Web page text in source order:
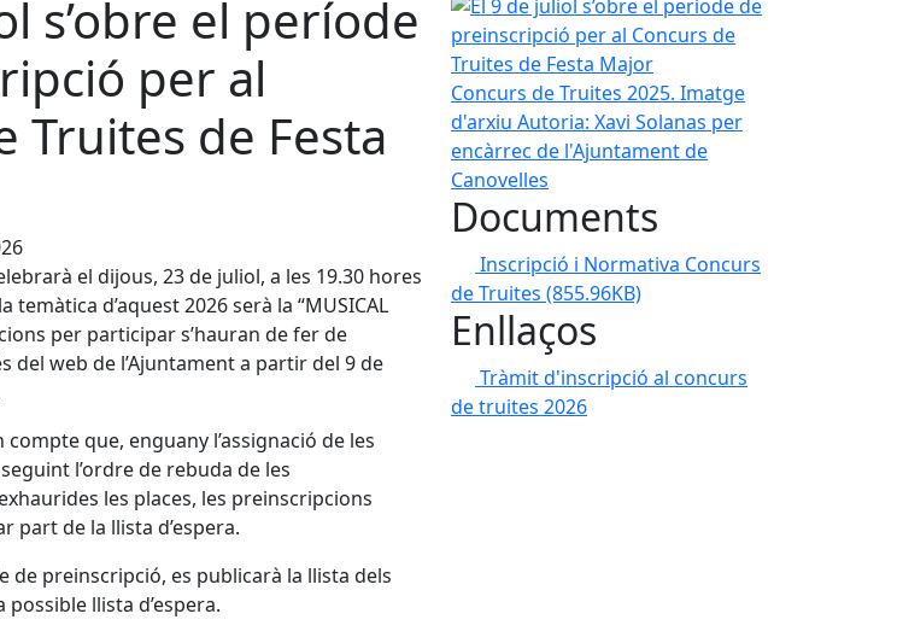
s’obre el període
per al
Truites de Festa
el dijous, 23 de juliol, a les 19.30 hores
temàtica d’aquest 2026 serà la “MUSICAL
per participar s’hauran de fer de
del web de l’Ajuntament a partir del 9 de
que, enguany l’assignació de les
l’ordre de rebuda de les
les places, les preinscripcions
part de la llista d’espera.
de preinscripció, es publicarà la llista dels
llista d’espera.
Concurs de Truites 2025. Imatge
d'arxiu Autoria: Xavi Solanas per
encàrrec de l'Ajuntament de
Canovelles
Documents
Inscripció i Normativa Concurs
de Truites (855.96KB)
Enllaços
Tràmit d'inscripció al concurs
de truites 2026